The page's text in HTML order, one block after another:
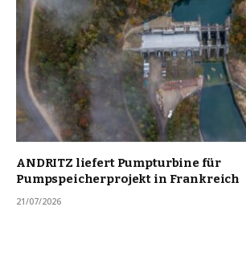
ANDRITZ liefert Pumpturbine für
Pumpspeicherprojekt in Frankreich
21/07/2026